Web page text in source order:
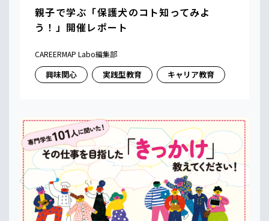
親子で学ぶ「保護犬のコト知ってみよ
う！」開催レポート
CAREERMAP Labo編集部
興味関心 実践型教育 キャリア教育